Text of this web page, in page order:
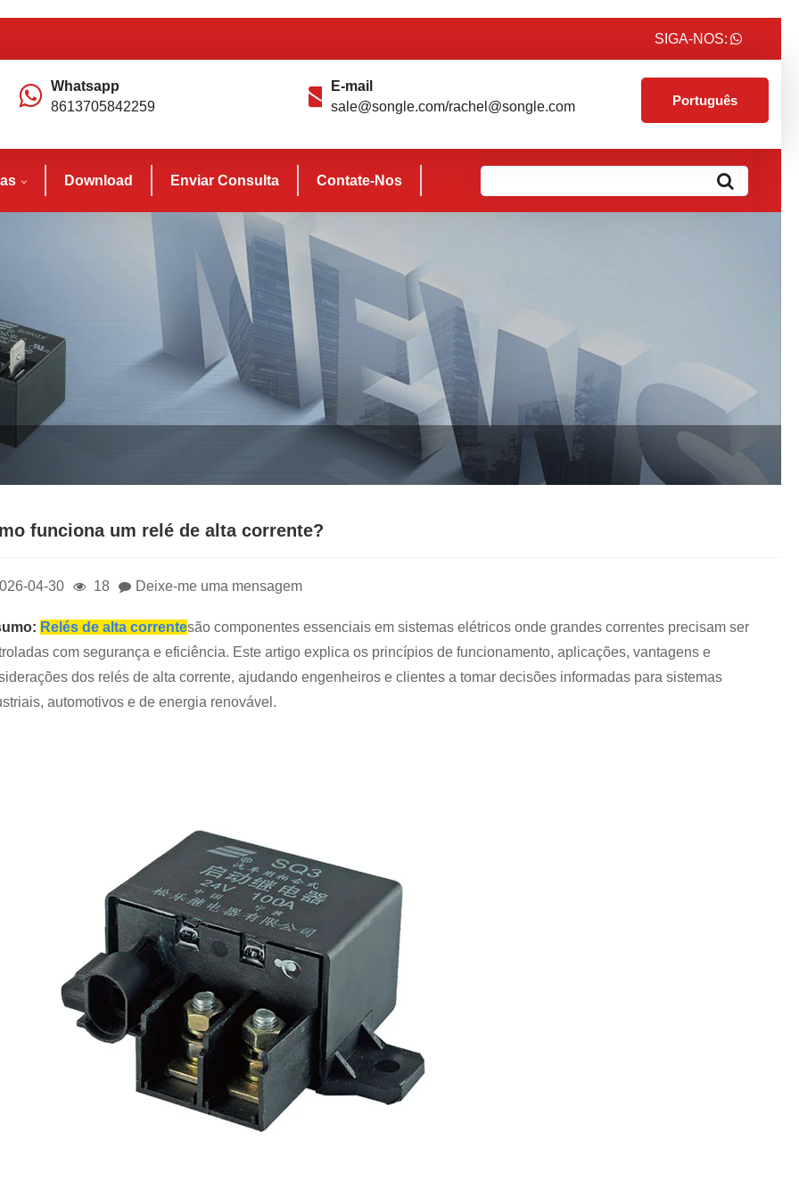
SIGA-NOS:
Whatsapp
8613705842259
E-mail
sale@songle.com/rachel@songle.com
Português
Download Enviar Consulta Contate-Nos
funciona um relé de alta corrente?
04-30 18 Deixe-me uma mensagem
Relés de alta correntesão componentes essenciais em sistemas elétricos onde grandes correntes precisam ser
com segurança e eficiência. Este artigo explica os princípios de funcionamento, aplicações, vantagens e
dos relés de alta corrente, ajudando engenheiros e clientes a tomar decisões informadas para sistemas
automotivos e de energia renovável.